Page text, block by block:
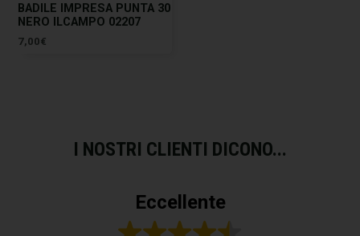
BADILE IMPRESA PUNTA 30
NERO ILCAMPO 02207
7,00€
I NOSTRI CLIENTI DICONO...
Eccellente